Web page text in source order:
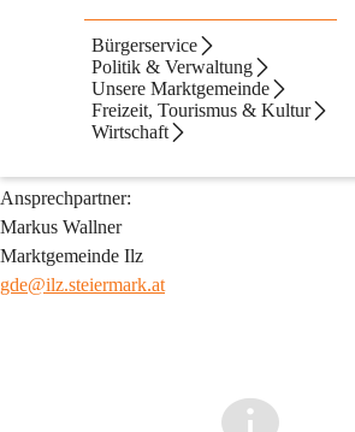
Bürgerservice
Politik & Verwaltung
Unsere Marktgemeinde
Freizeit, Tourismus & Kultur
Wirtschaft
Heimatmuseum
llz 58, 8262 Ilz
Ansprechpartner:
Markus Wallner
Marktgemeinde Ilz
gde@ilz.steiermark.at